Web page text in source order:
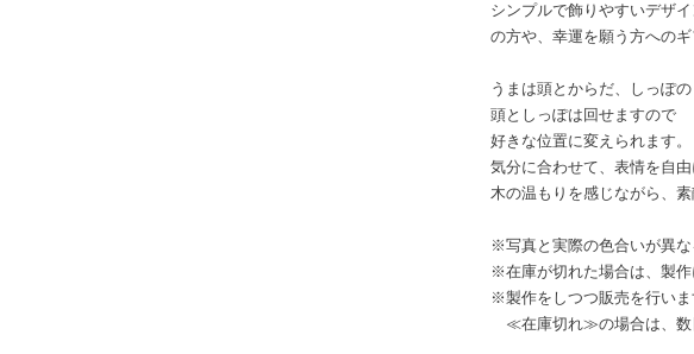
シンプルで飾りやすいデザ
の方や、幸運を願う方へのギ
うまは頭とからだ、しっぽ
頭としっぽは回せますので
好きな位置に変えられます。
気分に合わせて、表情を自
木の温もりを感じながら、
※写真と実際の色合いが異な
※在庫が切れた場合は、製作
※製作をしつつ販売を行いま
≪在庫切れ≫の場合は、数